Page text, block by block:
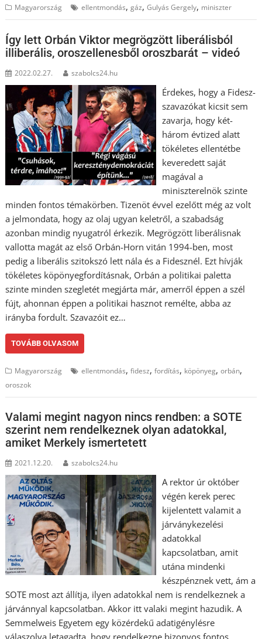
Magyarország ellentmondás,gáz,Gulyás Gergely, miniszter
Így lett Orbán Viktor megrögzött liberálisból
illiberális, oroszellenesből oroszbarát – videó
2022.02.27. szabolcs24.hu
Érdekes, hogy a Fidesz-
szavazókat kicsit sem
zavarja, hogy két-
három évtized alatt
tökéletes ellentétbe
keveredett saját
magával a
miniszterelnök szinte
minden fontos témakörben. Tizenöt évvel ezelőtt még az volt
a jelmondata, hogy az olaj ugyan keletről, a szabadság
azonban mindig nyugatról érkezik. Megrögzött liberálisnak
vallotta magát az első Orbán-Horn vitán 1994-ben, most
pedig a liberális szitokszó lett nála és a Fidesznél. Ezt hívják
tökéletes köpönyegfordításnak, Orbán a politikai paletta
szinte minden szegletét megjárta már, amerről éppen a szél
fújt, ahonnan éppen a politikai hasznot remélte, abba az
irányba fordult. Szavazóit ez…
TOVÁBB OLVASOM
Magyarország ellentmondás,fidesz,fordítás, köpönyeg,orbán,
oroszok
Valami megint nagyon nincs rendben: a SOTE
szerint nem rendelkeznek olyan adatokkal,
amiket Merkely ismertetett
2021.12.20. szabolcs24.hu
A rektor úr október
végén kerek perec
kijelentett valamit a
járványkezelési
adatokkal
kapcsolatban, amit
utána mindenki
készpénznek vett, ám a
SOTE most azt állítja, ilyen adatokkal nem is rendelkeznek a
járvánnyal kapcsolatban. Akkor itt valaki megint hazudik. A
Semmelweis Egyetem egy közérdekű adatigénylésre
válaszolva letagadta, hogy rendelkezne bizonyos fontos,